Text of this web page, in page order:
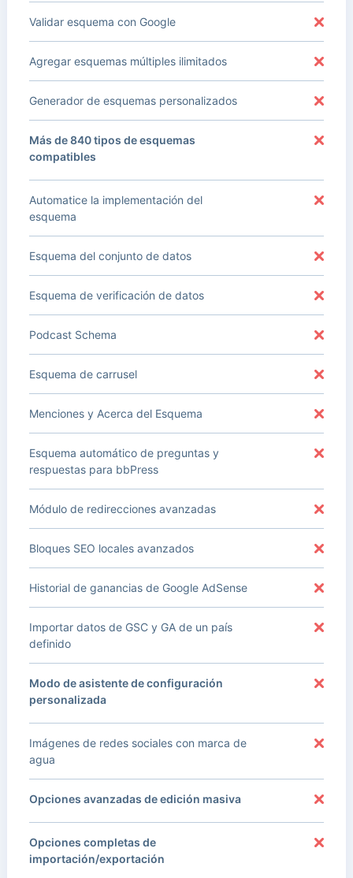
Validar esquema con Google
Agregar esquemas múltiples ilimitados
Generador de esquemas personalizados
Más de 840 tipos de esquemas
compatibles
Automatice la implementación del
esquema
Esquema del conjunto de datos
Esquema de verificación de datos
Podcast Schema
Esquema de carrusel
Menciones y Acerca del Esquema
Esquema automático de preguntas y
respuestas para bbPress
Módulo de redirecciones avanzadas
Bloques SEO locales avanzados
Historial de ganancias de Google AdSense
Importar datos de GSC y GA de un país
definido
Modo de asistente de configuración
personalizada
Imágenes de redes sociales con marca de
agua
Opciones avanzadas de edición masiva
Opciones completas de
importación/exportación